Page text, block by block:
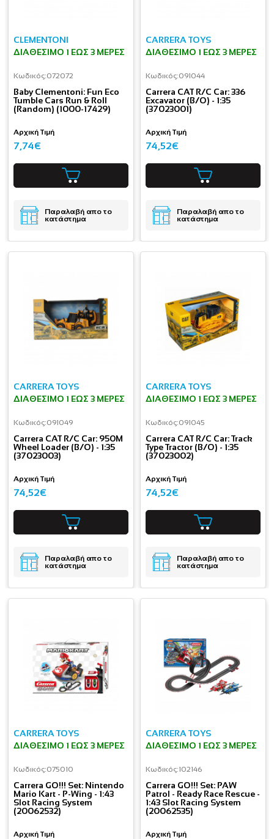
CLEMENTONI
ΔΙΑΘΈΣΙΜΟ 1 ΕΩΣ 3 ΜΈΡΕΣ
Κωδικός:072072
Baby Clementoni: Fun Eco
Tumble Cars Run & Roll
(Random) (1000-17429)
Αρχική Τιμή
7,74€
Παραλαβή απο το
κατάστημα
CARRERA TOYS
ΔΙΑΘΈΣΙΜΟ 1 ΕΩΣ 3 ΜΈΡΕΣ
Κωδικός:091044
Carrera CAT R/C Car: 336
Excavator (B/O) - 1:35
(37023001)
Αρχική Τιμή
74,52€
Παραλαβή απο το
κατάστημα
CARRERA TOYS
ΔΙΑΘΈΣΙΜΟ 1 ΕΩΣ 3 ΜΈΡΕΣ
Κωδικός:091049
Carrera CAT R/C Car: 950M
Wheel Loader (B/O) - 1:35
(37023003)
Αρχική Τιμή
74,52€
Παραλαβή απο το
κατάστημα
CARRERA TOYS
ΔΙΑΘΈΣΙΜΟ 1 ΕΩΣ 3 ΜΈΡΕΣ
Κωδικός:091045
Carrera CAT R/C Car: Track
Type Tractor (B/O) - 1:35
(37023002)
Αρχική Τιμή
74,52€
Παραλαβή απο το
κατάστημα
CARRERA TOYS
ΔΙΑΘΈΣΙΜΟ 1 ΕΩΣ 3 ΜΈΡΕΣ
Κωδικός:075010
Carrera GO!!! Set: Nintendo
Mario Kart - P-Wing - 1:43
Slot Racing System
(20062532)
Αρχική Τιμή
CARRERA TOYS
ΔΙΑΘΈΣΙΜΟ 1 ΕΩΣ 3 ΜΈΡΕΣ
Κωδικός:102146
Carrera GO!!! Set: PAW
Patrol - Ready Race Rescue -
1:43 Slot Racing System
(20062535)
Αρχική Τιμή